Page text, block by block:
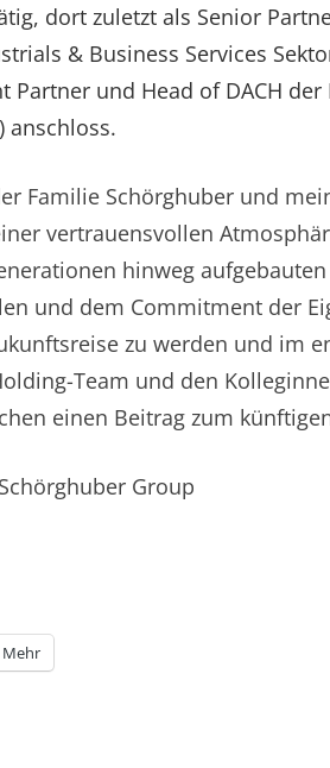
dort zuletzt als Senior
& Business Services
Partner und Head of DACH
anschloss.
Familie Schörghuber und
vertrauensvollen
hinweg
und dem Commitment der
zu werden und im
Team und den
einen Beitrag zum
Group
Mehr